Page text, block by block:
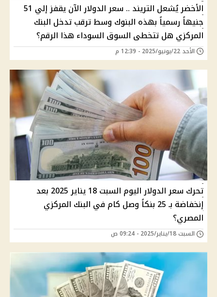
الأخضر يُشعل التريند .. سعر الدولار الآن يقفز إلي 51
جنيهاً رسمياً بهذه البنوك وسط ترقب تدخل البنك
المركزي هل تتخطى السوق السوداء هذا الرقم؟
الأحد 22/يونيو/2025 - 12:39 م
تحرك سعر الدولار اليوم السبت 18 يناير 2025 بعد
إنخفاضة بـ 25 بنكاً وصل كام في البنك المركزي
المصري؟
السبت 18/يناير/2025 - 09:24 ص